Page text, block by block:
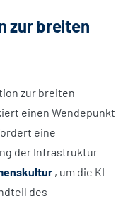
zur breiten
zur breiten
einen Wendepunkt
eine
der Infrastruktur
, um die KI-
des